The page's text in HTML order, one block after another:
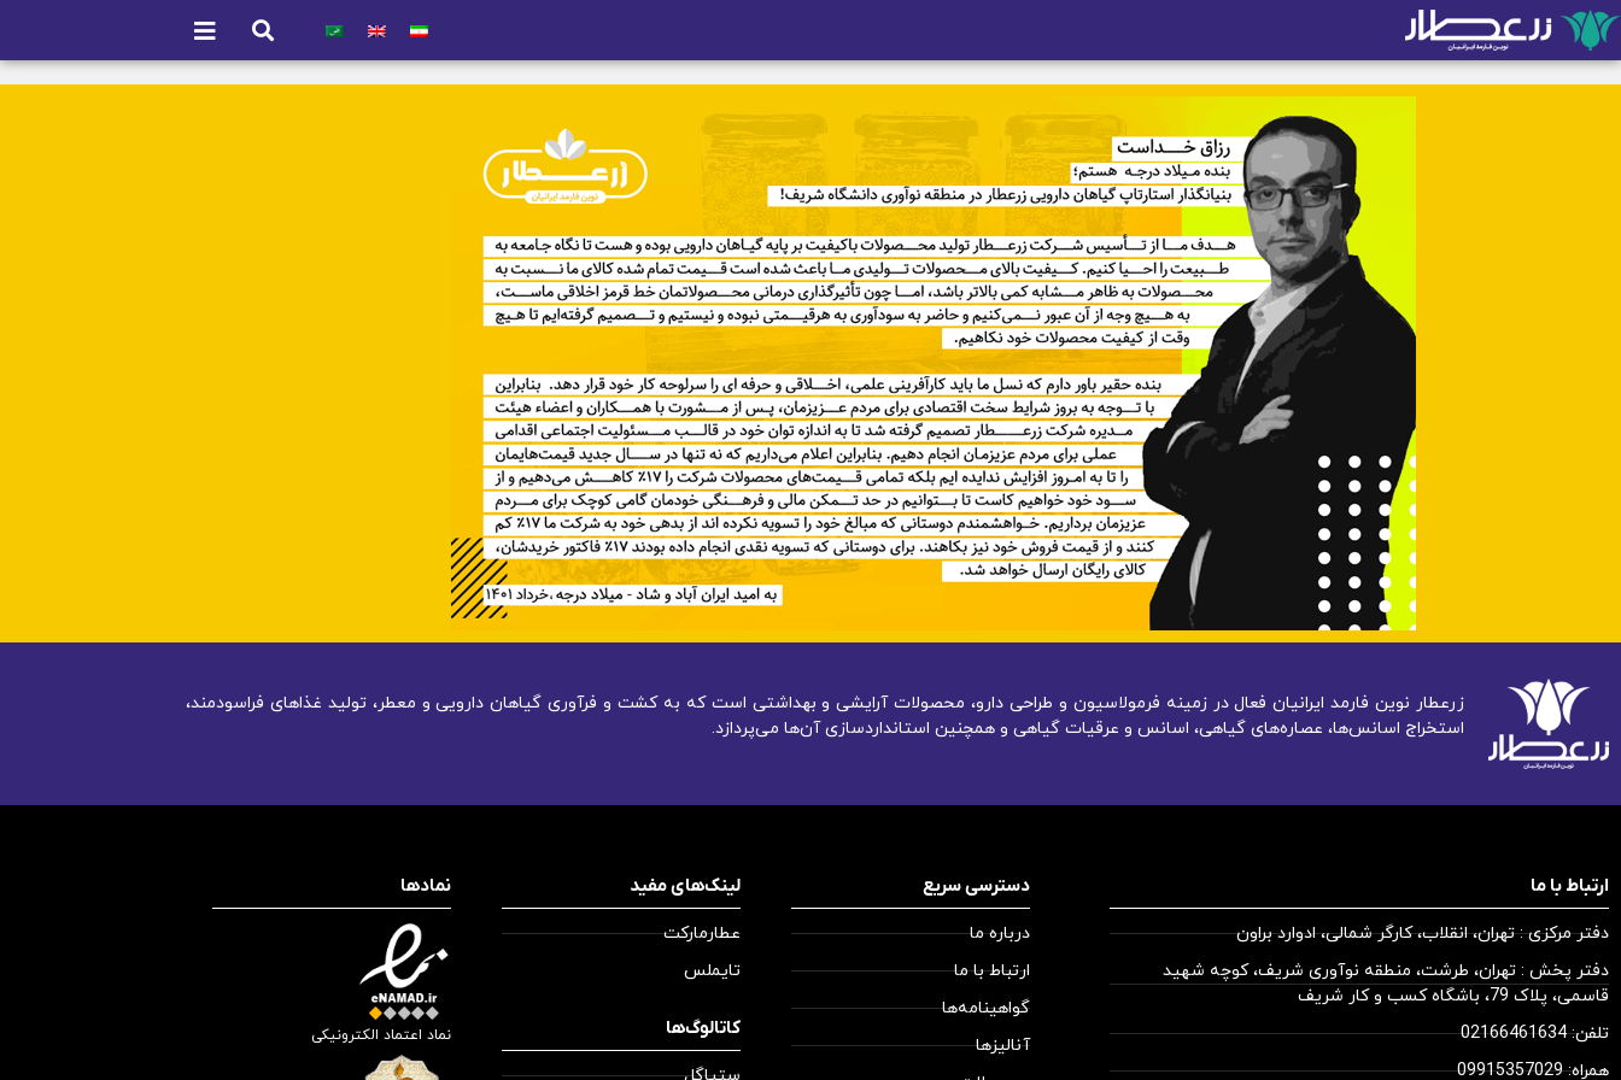
زرعطار نوین فارمد ایرانیان فعال در زمینه فرمولاسیون و طراحی دارو، محصولات آرایشی و بهداشتی است که به کشت و فرآوری گیاهان دارویی و معطر، تولید غذاهای فراسودمند،
استخراج اسانس‌ها، عصاره‌های گیاهی، اسانس و عرقیات گیاهی و همچنین استانداردسازی آن‌ها می‌پردازد.
ارتباط با ما
دفتر مرکزی : تهران، انقلاب، کارگر شمالی، ادوارد براون
دفتر پخش : تهران، طرشت، منطقه نوآوری شریف، کوچه شهید
قاسمی، پلاک 79، باشگاه کسب و کار شریف
تلفن: 02166461634
همراه: 09915357029
دسترسی سریع
درباره ما
ارتباط با ما
گواهینامه‌ها
آنالیزها
لینک‌های مفید
عطارمارکت
تایملس
کاتالوگ‌ها
نمادها
نماد اعتماد الکترونیکی